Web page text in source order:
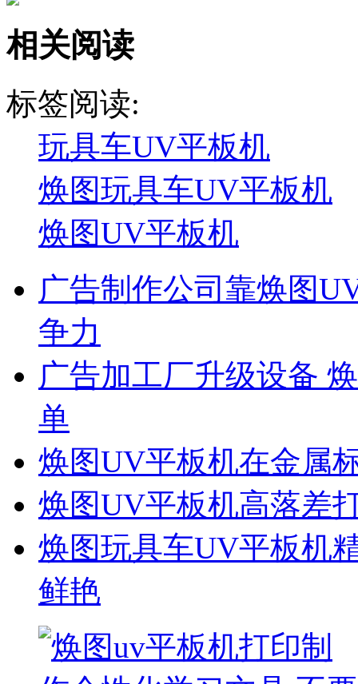
相关阅读
标签阅读:
玩具车UV平板机
焕图玩具车UV平板机
焕图UV平板机
广告制作公司靠焕图
争力
广告加工厂升级设备
单
焕图UV平板机在金属
焕图UV平板机高落差
焕图玩具车UV平板机
鲜艳